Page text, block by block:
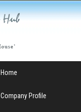
Home
Company Profile